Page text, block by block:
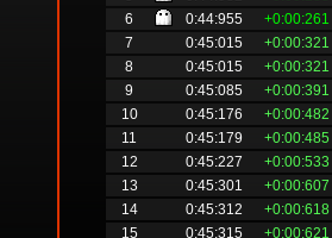
6
0:44:955 +0:00:261
7
0:45:015 +0:00:321
8
0:45:015 +0:00:321
9
0:45:085 +0:00:391
10
0:45:176 +0:00:482
11
0:45:179 +0:00:485
12
0:45:227 +0:00:533
13
0:45:301 +0:00:607
14
0:45:312 +0:00:618
15
0:45:315 +0:00:621